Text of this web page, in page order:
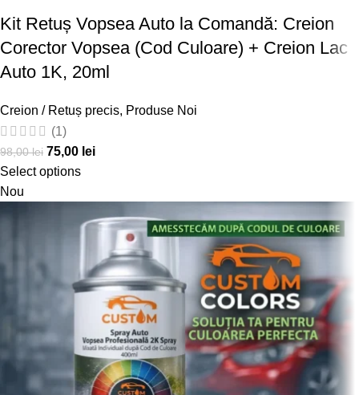
Kit Retuș Vopsea Auto la Comandă: Creion
Corector Vopsea (Cod Culoare) + Creion Lac
Auto 1K, 20ml
Creion / Retuș precis, Produse Noi
(1)
98,00lei 75,00 lei
Select options
Nou